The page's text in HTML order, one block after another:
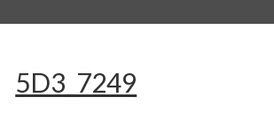
5D3_7249